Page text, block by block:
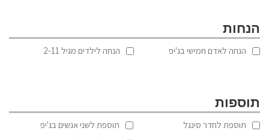
הנחות
הנחה לאדם חמישי בג'יפ הנחה לילדים מגיל 2-11
תוספות
תוספת לחדר סינגל תוספת לשני אנשים בג'יפ